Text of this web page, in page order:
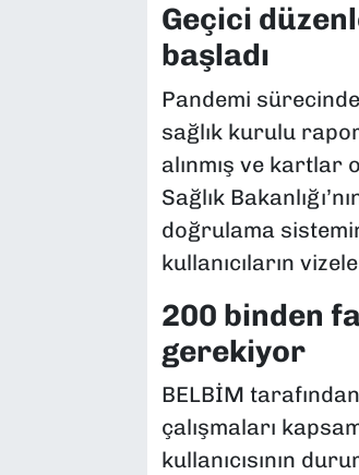
Geçici
başladı
Pandemi
sağlık kurulu
alınmış ve kartlar
Sağlık
doğrulama
kullanıcıların
200 binden
gerekiyor
BELBİM
çalışmaları
kullanıcısının